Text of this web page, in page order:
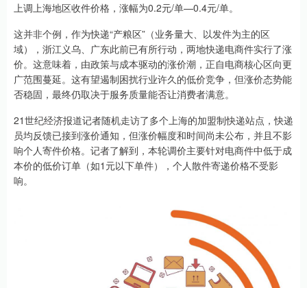
上调上海地区收件价格，涨幅为0.2元/单—0.4元/单。
这并非个例，作为快递“产粮区”（业务量大、以发件为主的区
域），浙江义乌、广东此前已有所行动，两地快递电商件实行了涨
价。这意味着，由政策与成本驱动的涨价潮，正自电商核心区向更
广范围蔓延。这有望遏制困扰行业许久的低价竞争，但涨价态势能
否稳固，最终仍取决于服务质量能否让消费者满意。
21世纪经济报道记者随机走访了多个上海的加盟制快递站点，快递
员均反馈已接到涨价通知，但涨价幅度和时间尚未公布，并且不影
响个人寄件价格。记者了解到，本轮调价主要针对电商件中低于成
本价的低价订单（如1元以下单件），个人散件寄递价格不受影
响。